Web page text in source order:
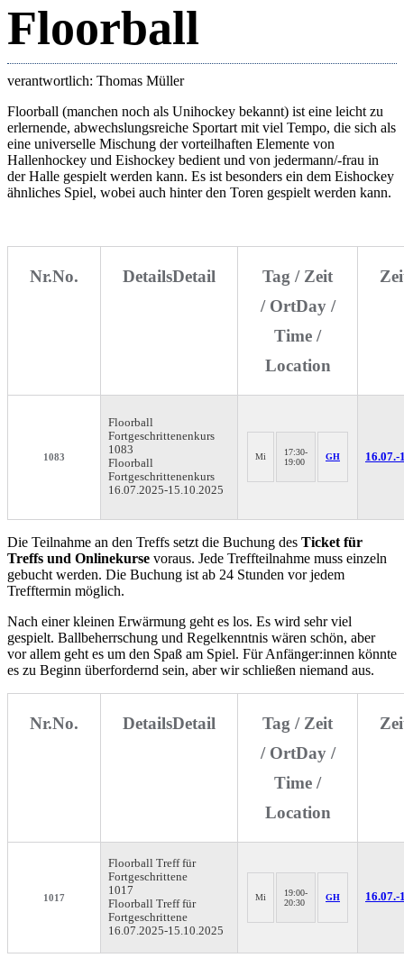
Floorball
verantwortlich: Thomas Müller
Floorball (manchen noch als Unihockey bekannt) ist eine leicht zu
erlernende, abwechslungsreiche Sportart mit viel Tempo, die sich als
eine universelle Mischung der vorteilhaften Elemente von
Hallenhockey und Eishockey bedient und von jedermann/-frau in
der Halle gespielt werden kann. Es ist besonders ein dem Eishockey
ähnliches Spiel, wobei auch hinter den Toren gespielt werden kann.
Nr.No. DetailsDetail
Tag / Zeit
/ OrtDay /
Time /
Location
1083
Floorball
Fortgeschrittenenkurs
1083
Floorball
Fortgeschrittenenkurs
16.07.2025-15.10.2025
Mi
17:30-
19:00
GH 16.07.-
Die Teilnahme an den Treffs setzt die Buchung des Ticket für
Treffs und Onlinekurse voraus. Jede Treffteilnahme muss einzeln
gebucht werden. Die Buchung ist ab 24 Stunden vor jedem
Trefftermin möglich.
Nach einer kleinen Erwärmung geht es los. Es wird sehr viel
gespielt. Ballbeherrschung und Regelkenntnis wären schön, aber
vor allem geht es um den Spaß am Spiel. Für Anfänger:innen könnte
es zu Beginn überfordernd sein, aber wir schließen niemand aus.
Nr.No. DetailsDetail
Tag / Zeit
/ OrtDay /
Time /
Location
1017
Floorball Treff für
Fortgeschrittene
1017
Floorball Treff für
Fortgeschrittene
16.07.2025-15.10.2025
Mi
19:00-
20:30
GH 16.07.-